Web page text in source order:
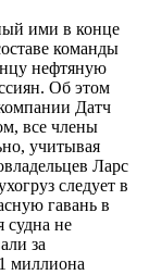
ими в конце
команды
нефтяную
Об этом
Датч
все члены
учитывая
Ларс
следует в
гавань в
не
за
миллиона